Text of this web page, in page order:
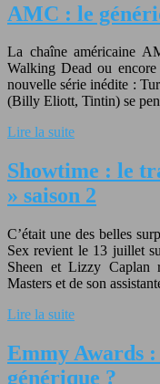
AMC : le
La chaîne américaine
Walking Dead ou
nouvelle série inédite :
(Billy Eliott, Tintin) se
Lire la suite
Showtime : le
» saison 2
C’était une des belles
Sex revient le 13 juillet
Sheen et Lizzy Caplan
Masters et de son
Lire la suite
Emmy Awards
générique ?